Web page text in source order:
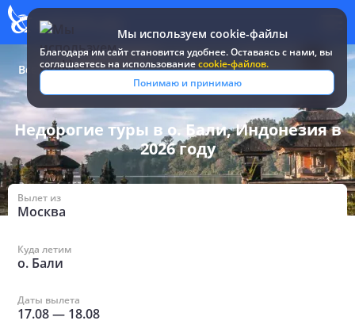
Мы используем cookie-файлы
Благодаря им сайт становится удобнее. Оставаясь c нами, вы
соглашаетесь на использованиеcookie-файлов.
Понимаю и принимаю
Все туры и путевки / Индонезия / в о. Бали недорогие
Недорогие туры в о. Бали, Индонезия в
2026 году
Вылет из
Москва
Куда летим
о. Бали
Даты вылета
17.08— 18.08